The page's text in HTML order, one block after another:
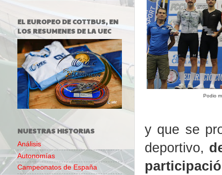
Podio
y que se
deportivo,
EL EUROPEO DE COTTBUS, EN
LOS RESUMENES DE LA UEC
NUESTRAS HISTORIAS
Análisis
Autonomías
Campeonatos de España